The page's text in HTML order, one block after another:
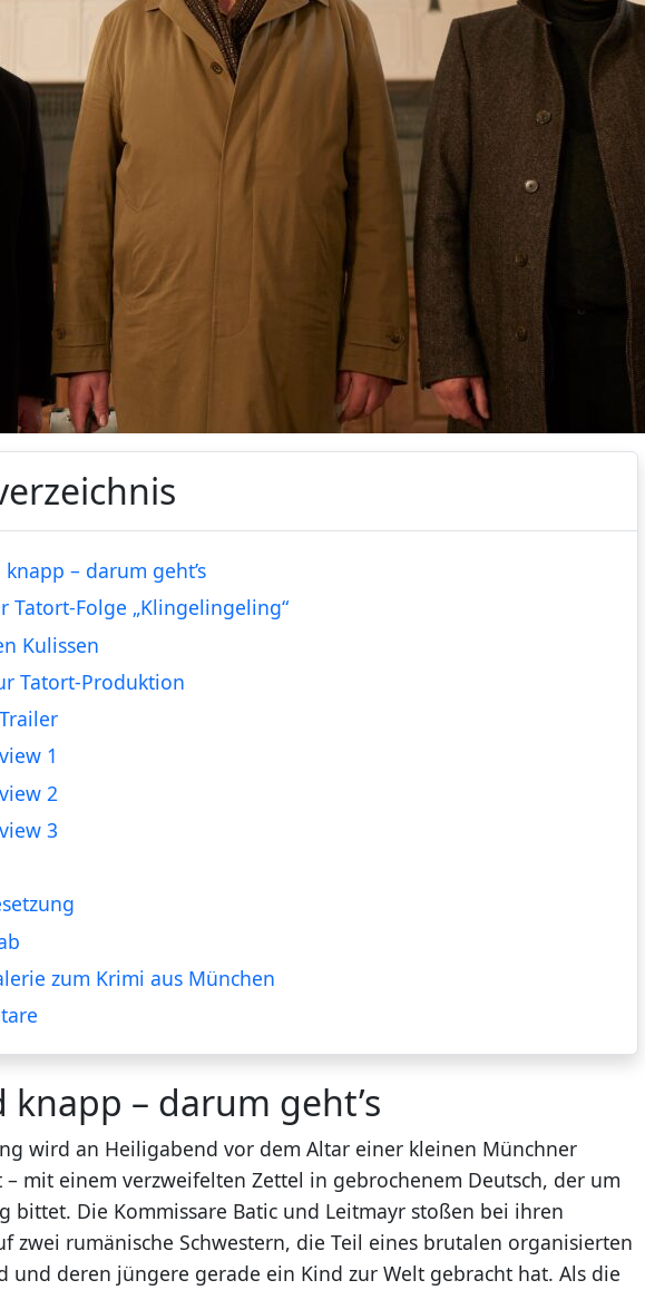
– darum geht’s
Tatort-Folge „Klingelingeling“
Kulissen
Tatort-Produktion
1
2
3
zum Krimi aus München
knapp – darum geht’s
wird an Heiligabend vor dem Altar einer kleinen Münchner
– mit einem verzweifelten Zettel in gebrochenem Deutsch, der um
bittet. Die Kommissare Batic und Leitmayr stoßen bei ihren
zwei rumänische Schwestern, die Teil eines brutalen organisierten
und deren jüngere gerade ein Kind zur Welt gebracht hat. Als die